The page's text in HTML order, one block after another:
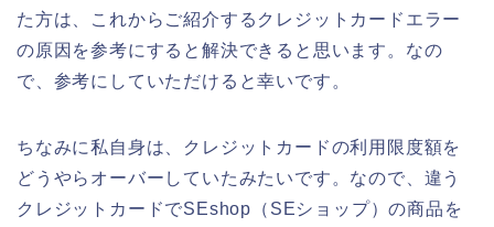
た方は、これからご紹介するクレジットカードエラー
の原因を参考にすると解決できると思います。なの
で、参考にしていただけると幸いです。
ちなみに私自身は、クレジットカードの利用限度額を
どうやらオーバーしていたみたいです。なので、違う
クレジットカードでSEshop（SEショップ）の商品を